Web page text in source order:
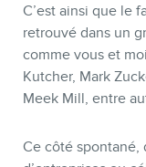
C’est ainsi que le
retrouvé dans un
comme vous et
Kutcher, Mark
Meek Mill, entre
Ce côté spontané,